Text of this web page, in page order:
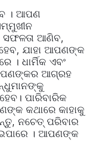
। ଆପଣ
ଆଣିବ,
ଯାହା ଆପଣଙ୍କ
। ଧାର୍ମିକ ଏବଂ
ଆଗ୍ରହ
ପାରିବାରିକ
କଥାରେ କାହାକୁ
ନଚେତ୍ ପରିବାର
। ଆପଣଙ୍କ